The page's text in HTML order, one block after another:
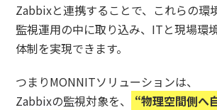
Zabbixと連携することで、これらの環
監視運用の中に取り込み、ITと現場環
体制を実現できます。
つまりMONNITソリューションは、
Zabbixの監視対象を、
“物理空間側へ